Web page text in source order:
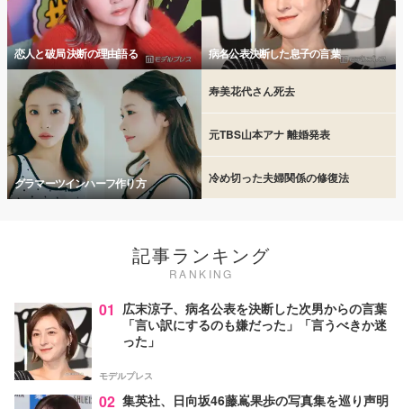
恋人と破局 決断の理由語る 病名公表決断した息子の言葉
グラマーツインハーフ作り方
寿美花代さん死去
元TBS山本アナ 離婚発表
冷め切った夫婦関係の修復法
記事ランキング
RANKING
01 広末涼子、病名公表を決断した次男からの言葉
「言い訳にするのも嫌だった」「言うべきか迷
った」
モデルプレス
02 集英社、日向坂46藤嶌果歩の写真集を巡り声明